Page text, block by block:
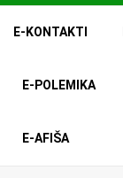
E-KONTAKTI
E-POLEMIKA
E-AFIŠA